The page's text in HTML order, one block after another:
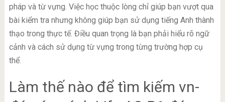
pháp và từ vựng. Việc học thuộc lòng chỉ giúp bạn vượt qua
bài kiểm tra nhưng không giúp bạn sử dụng tiếng Anh thành
thạo trong thực tế. Điều quan trọng là bạn phải hiểu rõ ngữ
cảnh và cách sử dụng từ vựng trong từng trường hợp cụ
thể.
Làm thế nào để tìm kiếm vn-